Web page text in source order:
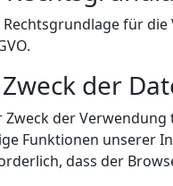
Rechtsgrundlage für
Zweck der
Zweck der
Funktionen unserer
dass der